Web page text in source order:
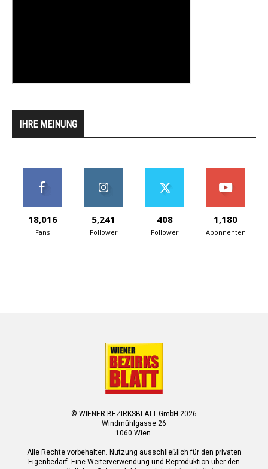
IHRE MEINUNG
18,016
Fans
5,241
Follower
408
Follower
1,180
Abonnenten
© WIENER BEZIRKSBLATT GmbH 2026
Windmühlgasse 26
1060 Wien.
Alle Rechte vorbehalten. Nutzung ausschließlich für den privaten
Eigenbedarf. Eine Weiterverwendung und Reproduktion über den